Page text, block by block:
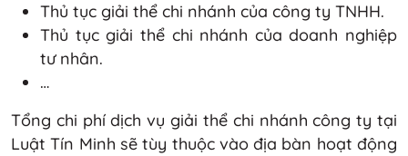
Thủ tục giải thể chi nhánh của công ty TNHH.
Thủ tục giải thể chi nhánh của doanh nghiệp
tư nhân.
…
Tổng chi phí dịch vụ giải thể chi nhánh công ty tại
Luật Tín Minh sẽ tùy thuộc vào địa bàn hoạt động